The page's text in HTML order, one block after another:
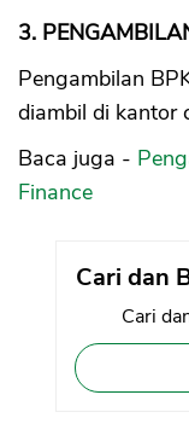
3.
Pengambilan
diambil di kantor
Baca juga -
Finance
Cari dan
Cari